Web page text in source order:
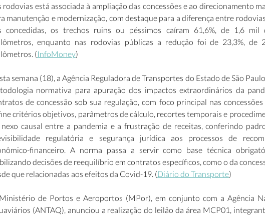
rodovias está associada à ampliação das concessões e ao direcionamento
manutenção e modernização, com destaque para a diferença entre
concedidas, os trechos ruins ou péssimos caíram 61,6%, de 1,6 mil
enquanto nas rodovias públicas a redução foi de 23,3%, de
(InfoMoney)
semana (18), a Agência Reguladora de Transportes do Estado de São
normativa para apuração dos impactos extraordinários da
de concessão sob sua regulação, com foco principal nas
critérios objetivos, parâmetros de cálculo, recortes temporais e
causal entre a pandemia e a frustração de receitas, conferindo
regulatória e segurança jurídica aos processos de
financeiro. A norma passa a servir como base técnica
decisões de reequilíbrio em contratos específicos, como o da
que relacionadas aos efeitos da Covid-19. (Diário do Transporte)
de Portos e Aeroportos (MPor), em conjunto com a Agência
(ANTAQ), anunciou a realização do leilão da área MCP01,